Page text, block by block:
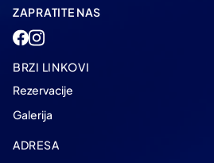
ZAPRATITE NAS
BRZI LINKOVI
Rezervacije
Galerija
ADRESA